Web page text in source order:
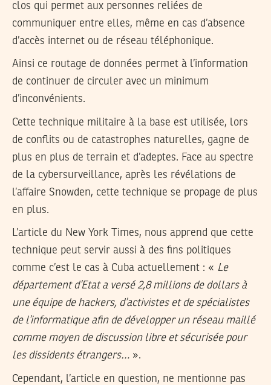
clos qui permet aux personnes reliées de
communiquer entre elles, même en cas d’absence
d’accès internet ou de réseau téléphonique.
Ainsi ce routage de données permet à l’information
de continuer de circuler avec un minimum
d’inconvénients.
Cette technique militaire à la base est utilisée, lors
de conflits ou de catastrophes naturelles, gagne de
plus en plus de terrain et d’adeptes. Face au spectre
de la cybersurveillance, après les révélations de
l’affaire Snowden, cette technique se propage de plus
en plus.
L’article du New York Times, nous apprend que cette
technique peut servir aussi à des fins politiques
comme c’est le cas à Cuba actuellement : « Le
département d’Etat a versé 2,8 millions de dollars à
une équipe de hackers, d’activistes et de spécialistes
de l’informatique afin de développer un réseau maillé
comme moyen de discussion libre et sécurisée pour
les dissidents étrangers… ».
Cependant, l’article en question, ne mentionne pas